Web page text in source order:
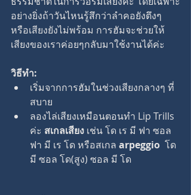
อย่างยิ่งถ้าวันไหนรู้สึกว่าลำคอยังตึงๆ
หรือเสียงยังไม่พร้อม การฮัมจะช่วยให้
เสียงของเราค่อยๆกลับมาใช้งานได้ค่ะ
วิธีทำ:
เริ่มจากการฮัมในช่วงเสียงกลางๆ ที่
สบาย
ลองไล่เสียงเหมือนตอนทำ Lip Trills
ค่ะ สเกลเสียง เช่น โด เร มี ฟา ซอล
ฟา มี เร โด หรือสเกล arpeggio โด
มี ซอล โด(สูง) ซอล มี โด